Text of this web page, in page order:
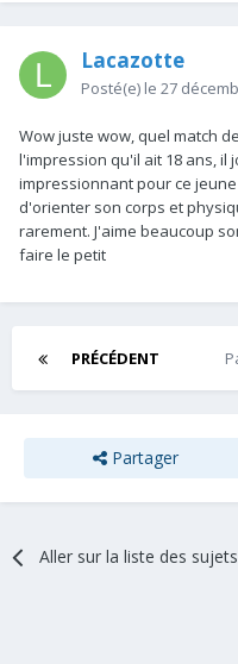
Lacazotte
Posté(e) le 27
Wow juste wow, quel match
l'impression qu'il ait 18 ans, il
impressionnant pour ce
d'orienter son corps et
rarement. J'aime beaucoup
faire le petit
PRÉCÉDENT
Partager
Aller sur la liste des sujets